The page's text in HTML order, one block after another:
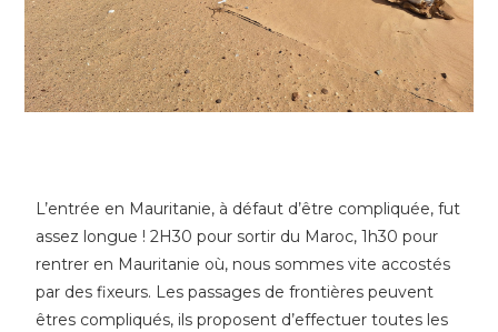
L’entrée en Mauritanie, à défaut d’être compliquée, fut
assez longue ! 2H30 pour sortir du Maroc, 1h30 pour
rentrer en Mauritanie où, nous sommes vite accostés
par des fixeurs. Les passages de frontières peuvent
êtres compliqués, ils proposent d’effectuer toutes les